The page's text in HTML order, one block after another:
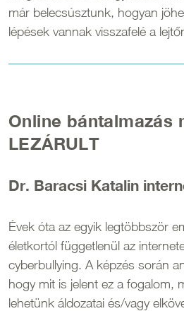
már belecsúsztunk, hogyan
lépések vannak visszafelé a
Online bántalmazás
LEZÁRULT
Dr. Baracsi Katalin
Évek óta az egyik legtöbbször
életkortól függetlenül az
cyberbullying. A képzés során
hogy mit is jelent ez a fogalom,
lehetünk áldozatai és/vagy